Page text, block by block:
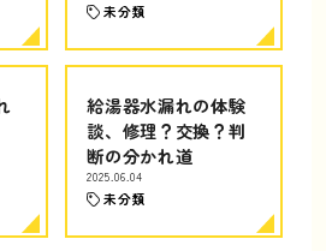
未分類
給湯器水漏れの体験
談、修理？交換？判
断の分かれ道
2025.06.04
未分類